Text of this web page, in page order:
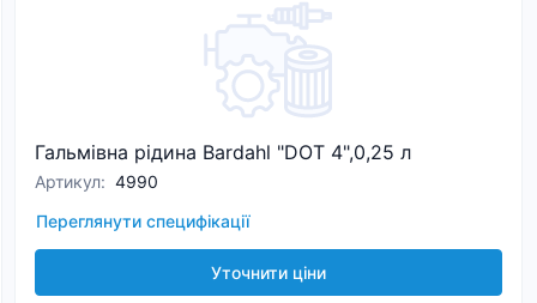
Гальмівна рідина Bardahl "DOT 4",0,25 л
Артикул: 4990
Переглянути специфікації
Уточнити ціни